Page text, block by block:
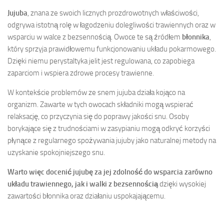
Jujuba, znana ze swoich licznych prozdrowotnych właściwości,
odgrywa istotną rolę w łagodzeniu dolegliwości trawiennych oraz w
wsparciu w walce z bezsennością. Owoce te są źródłem błonnika,
który sprzyja prawidłowemu funkcjonowaniu układu pokarmowego.
Dzięki niemu perystaltyka jelit jest regulowana, co zapobiega
zaparciom i wspiera zdrowe procesy trawienne.
W kontekście problemów ze snem jujuba działa kojąco na
organizm. Zawarte w tych owocach składniki mogą wspierać
relaksację, co przyczynia się do poprawy jakości snu. Osoby
borykające się z trudnościami w zasypianiu mogą odkryć korzyści
płynące z regularnego spożywania jujuby jako naturalnej metody na
uzyskanie spokojniejszego snu.
Warto więc docenić jujubę za jej zdolność do wsparcia zarówno
układu trawiennego, jak i walki z bezsennościądzięki wysokiej
zawartości błonnika oraz działaniu uspokajającemu.